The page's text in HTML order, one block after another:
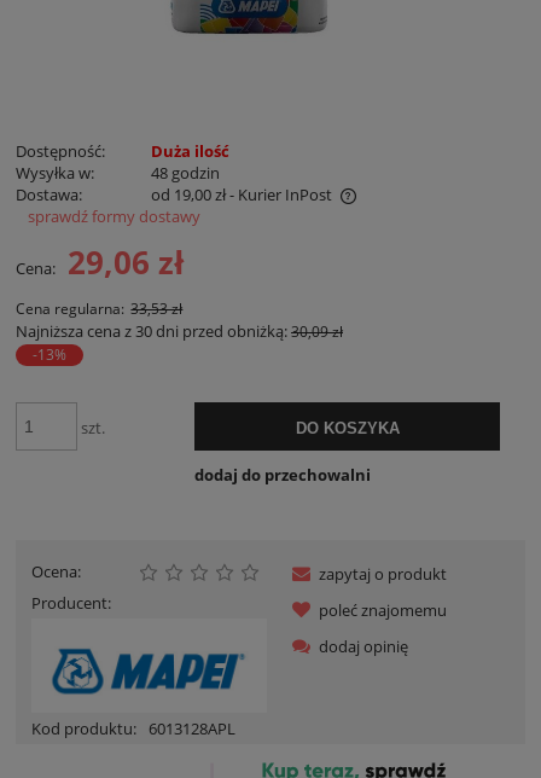
Dostępność:
Duża ilość
Wysyłka w:
48 godzin
Dostawa:
od 19,00 zł- Kurier InPost
Cena nie zawiera ewentualnych kosztów płatności
sprawdź formy dostawy
Cena: 29,06 zł
Cena regularna: 33,53 zł
Najniższa cena z 30 dni przed obniżką:30,09 zł
-13%
szt. DO KOSZYKA
dodaj do przechowalni
Ocena:
Producent:
Kod produktu: 6013128APL
zapytaj o produkt
poleć znajomemu
dodaj opinię